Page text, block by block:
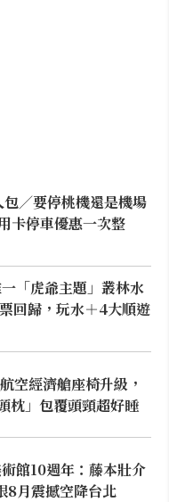
／要停桃機還是機場
卡停車優惠一次整
「虎爺主題」叢林水
回歸，玩水＋4大順遊
空經濟艙座椅升級，
」包覆頭頸超好睡
館10週年：藤本壯介
8月震撼空降台北